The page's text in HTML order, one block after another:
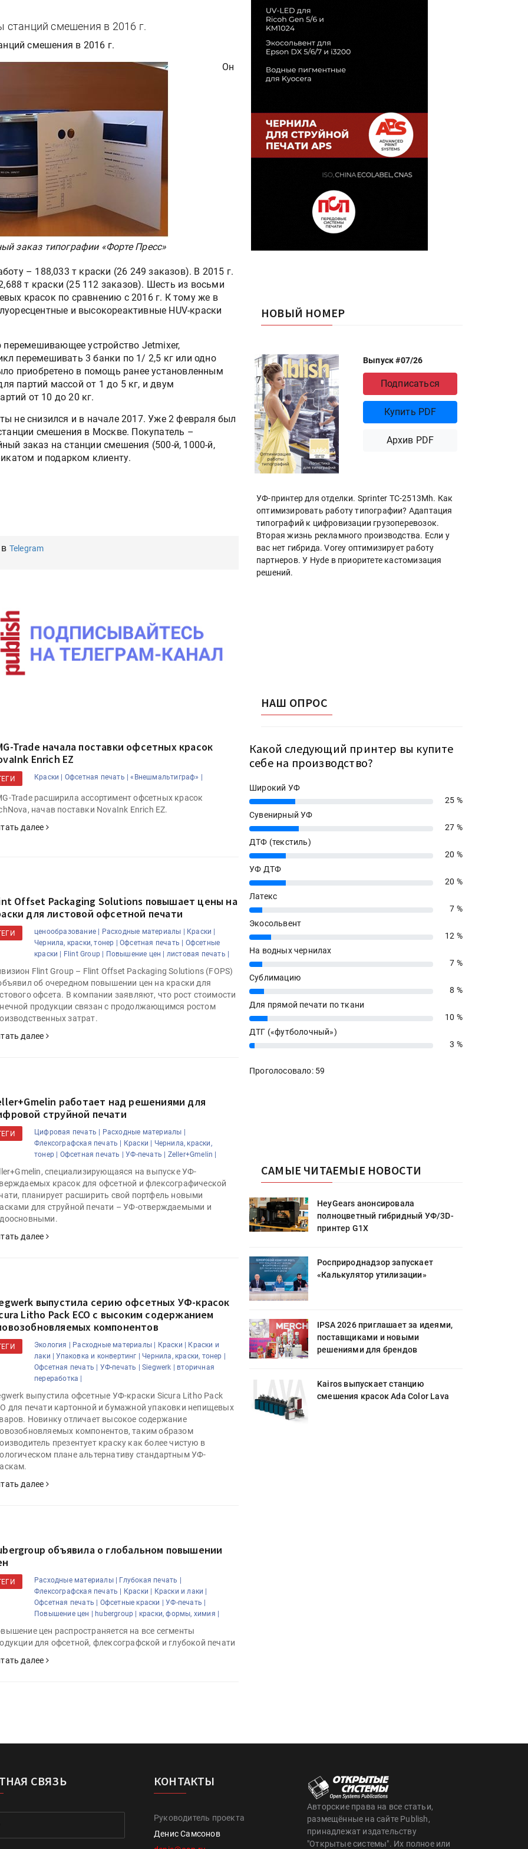
станций смешения в 2016 г.
смешения в 2016 г.
заказ типографии «Форте Пресс»
Он
– 188,033 т краски (26 249 заказов). В 2015 г.
т краски (25 112 заказов). Шесть из восьми
красок по сравнению с 2016 г. К тому же в
и высокореактивные HUV-краски
устройство Jetmixer,
перемешивать 3 банки по 1/ 2,5 кг или одно
приобретено в помощь ранее установленным
партий массой от 1 до 5 кг, и двум
от 10 до 20 кг.
не снизился и в начале 2017. Уже 2 февраля был
смешения в Москве. Покупатель –
заказ на станции смешения (500-й, 1000-й,
и подарком клиенту.
Telegram
Trade начала поставки офсетных красок
Enrich EZ
Краски | Офсетная печать | «Внешмальтиграф» |
Trade расширила ассортимент офсетных красок
начав поставки NovaInk Enrich EZ.
далее
Offset Packaging Solutions повышает цены на
для листовой офсетной печати
ценообразование | Расходные материалы | Краски |
Чернила, краски, тонер | Офсетная печать | Офсетные
краски | Flint Group | Повышение цен | листовая печать |
Flint Group – Flint Offset Packaging Solutions (FOPS)
об очередном повышении цен на краски для
офсета. В компании заявляют, что рост стоимости
продукции связан с продолжающимся ростом
затрат.
далее
работает над решениями для
струйной печати
Цифровая печать | Расходные материалы |
Флексографская печать | Краски | Чернила, краски,
тонер | Офсетная печать | УФ-печать | Zeller+Gmelin |
специализирующаяся на выпуске УФ-
красок для офсетной и флексографической
планирует расширить свой портфель новыми
для струйной печати – УФ-отверждаемыми и
далее
выпустила серию офсетных УФ-красок
Litho Pack ECO с высоким содержанием
компонентов
Экология | Расходные материалы | Краски | Краски и
лаки | Упаковка и конвертинг | Чернила, краски, тонер |
Офсетная печать | УФ-печать | Siegwerk | вторичная
переработка |
выпустила офсетные УФ-краски Sicura Litho Pack
для печати картонной и бумажной упаковки непищевых
Новинку отличает высокое содержание
компонентов, таким образом
презентует краску как более чистую в
плане альтернативу стандартным УФ-
далее
объявила о глобальном повышении
Расходные материалы | Глубокая печать |
Флексографская печать | Краски | Краски и лаки |
Офсетная печать | Офсетные краски | УФ-печать |
Повышение цен | hubergroup | краски, формы, химия |
цен распространяется на все сегменты
для офсетной, флексографской и глубокой печати
далее
НОВЫЙ НОМЕР
Выпуск #07/26
Подписаться
Купить PDF
Архив PDF
УФ-принтер для отделки. Sprinter ТС-2513Mh. Как
оптимизировать работу типографии? Адаптация
типографий к цифровизации грузоперевозок.
Вторая жизнь рекламного производства. Если у
вас нет гибрида. Vorey оптимизирует работу
партнеров. У Hyde в приоритете кастомизация
решений.
НАШ ОПРОС
Какой следующий принтер вы купите
себе на производство?
Широкий УФ
25%
25 %
Сувенирный УФ
27%
27 %
ДТФ (текстиль)
20%
20 %
УФ ДТФ
20%
20 %
Латекс
7%
7 %
Экосольвент
12%
12 %
На водных чернилах
7%
7 %
Сублимацию
8%
8 %
Для прямой печати по ткани
10%
10 %
ДТГ («футболочный»)
3% 3 %
Проголосовало: 59
САМЫЕ ЧИТАЕМЫЕ НОВОСТИ
3D-
Lava
HeyGears анонсировала
IPSA 2026 приглашает за идеями,
решениями для брендов
смешения красок Ada Color Lava
HeyGears анонсировала
полноцветный гибридный УФ/3D-
принтер G1X
Росприроднадзор запускает
«Калькулятор утилизации»
IPSA 2026 приглашает за идеями,
поставщиками и новыми
решениями для брендов
Kairos выпускает станцию
смешения красок Ada Color Lava
СВЯЗЬ КОНТАКТЫ
Руководитель проекта
Денис Самсонов
Авторские права на все статьи,
размещённые на сайте Publish,
принадлежат издательству
"Открытые системы". Их полное или